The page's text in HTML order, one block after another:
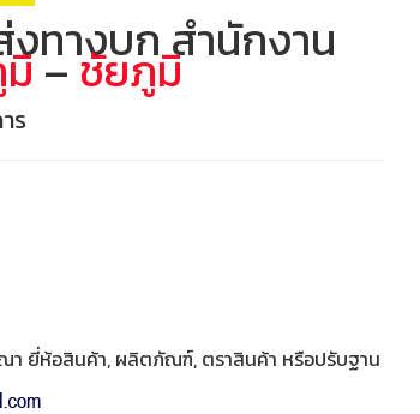
ทางบก สำนักงาน
–ชัยภูมิ
ร
า ยี่ห้อสินค้า, ผลิตภัณฑ์, ตราสินค้า หรือปรับฐาน